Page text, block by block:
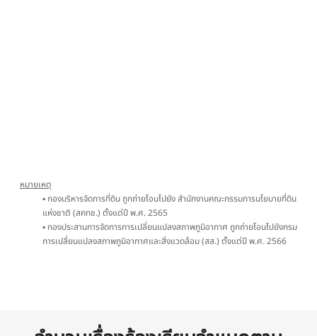
หมายเหตุ
▪ กองบริหารจัดการที่ดิน ถูกถ่ายโอนไปยัง สำนักงานคณะกรรมการนโยบายที่ดิน
แห่งชาติ (สคทช.) ตั้งแต่ปี พ.ศ. 2565
▪ กองประสานการจัดการการเปลี่ยนแปลงสภาพภูมิอากาศ ถูกถ่ายโอนไปยังกรม
การเปลี่ยนแปลงสภาพภูมิอากาศและสิ่งแวดล้อม (สส.) ตั้งแต่ปี พ.ศ. 2566